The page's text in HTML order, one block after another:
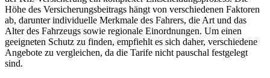
Höhe des Versicherungsbeitrags hängt von verschiedenen Faktoren
ab, darunter individuelle Merkmale des Fahrers, die Art und das
Alter des Fahrzeugs sowie regionale Einordnungen. Um einen
geeigneten Schutz zu finden, empfiehlt es sich daher, verschiedene
Angebote zu vergleichen, da die Tarife nicht pauschal festgelegt
sind.